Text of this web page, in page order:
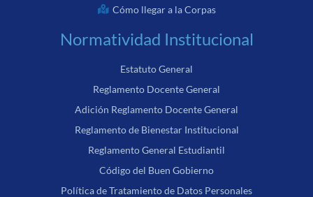
Cómo llegar a la Corpas
Normatividad Institucional
Estatuto General
Reglamento Docente General
Adición Reglamento Docente General
Reglamento de Bienestar Institucional
Reglamento General Estudiantil
Código del Buen Gobierno
Política de Tratamiento de Datos Personales